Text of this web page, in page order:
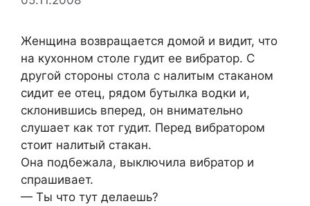
Женщина возвращается домой и видит, что
на кухонном столе гудит ее вибратор. С
другой стороны стола с налитым стаканом
сидит ее отец, рядом бутылка водки и,
склонившись вперед, он внимательно
слушает как тот гудит. Перед вибратором
стоит налитый стакан.
Она подбежала, выключила вибратор и
спрашивает.
— Ты что тут делаешь?